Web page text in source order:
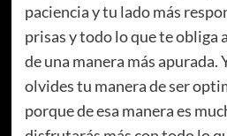
paciencia y tu lado más
prisas y todo lo que te obliga
de una manera más apurada.
olvides tu manera de ser
porque de esa manera es